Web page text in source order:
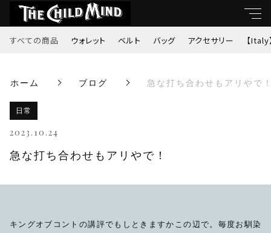
すべての商品 ウォレット ベルト バッグ アクセサリー 【Italy
ホーム ブログ 急な打ち合わせもアリやで
日常
2023.10.24
急な打ち合わせもアリやで！
キングオブコントの講評でもしときますかこの辺で。毎度お馴染
すべて
ベルト
バッグ
子カテゴリ